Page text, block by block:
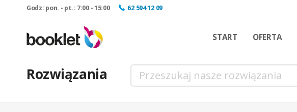
Godz: pon. - pt.: 7:00 - 15:00 62 594 12 09
START OFERTA
Rozwiązania